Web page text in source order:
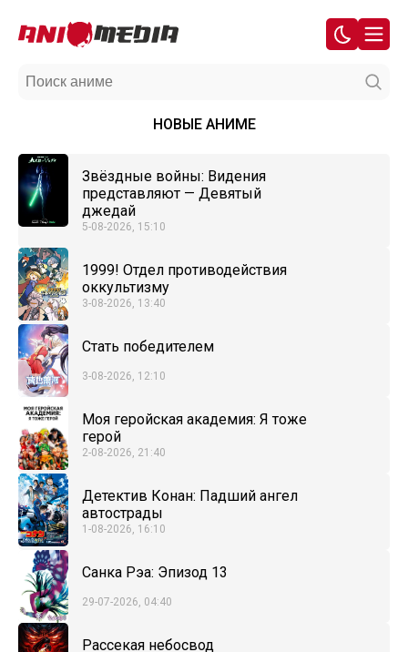
НОВЫЕ АНИМЕ
Звёздные войны: Видения
представляют — Девятый
джедай
5-08-2026, 15:10
1999! Отдел противодействия
оккультизму
3-08-2026, 13:40
Стать победителем
3-08-2026, 12:10
Моя геройская академия: Я тоже
герой
2-08-2026, 21:40
Детектив Конан: Падший ангел
автострады
1-08-2026, 16:10
Санка Рэа: Эпизод 13
29-07-2026, 04:40
Рассекая небосвод